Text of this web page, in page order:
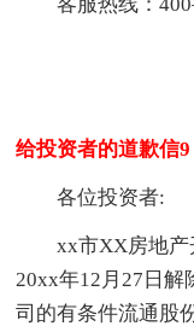
给投资者的道歉信9
各位投资者:
xx市XX房地产
20xx年12月27日
司的有条件流通股